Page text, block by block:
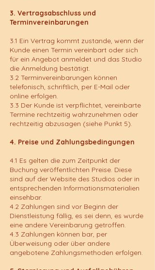
3. Vertragsabschluss und
Terminvereinbarungen
3.1 Ein Vertrag kommt zustande, wenn der
Kunde einen Termin vereinbart oder sich
für ein Angebot anmeldet und das Studio
die Anmeldung bestätigt.
3.2 Terminvereinbarungen können
telefonisch, schriftlich, per E-Mail oder
online erfolgen.
3.3 Der Kunde ist verpflichtet, vereinbarte
Termine rechtzeitig wahrzunehmen oder
rechtzeitig abzusagen (siehe Punkt 5).
4. Preise und Zahlungsbedingungen
4.1 Es gelten die zum Zeitpunkt der
Buchung veröffentlichten Preise. Diese
sind auf der Website des Studios oder in
entsprechenden Informationsmaterialien
einsehbar.
4.2 Zahlungen sind vor Beginn der
Dienstleistung fällig, es sei denn, es wurde
eine andere Vereinbarung getroffen.
4.3 Zahlungen können bar, per
Überweisung oder über andere
angebotene Zahlungsmethoden erfolgen.